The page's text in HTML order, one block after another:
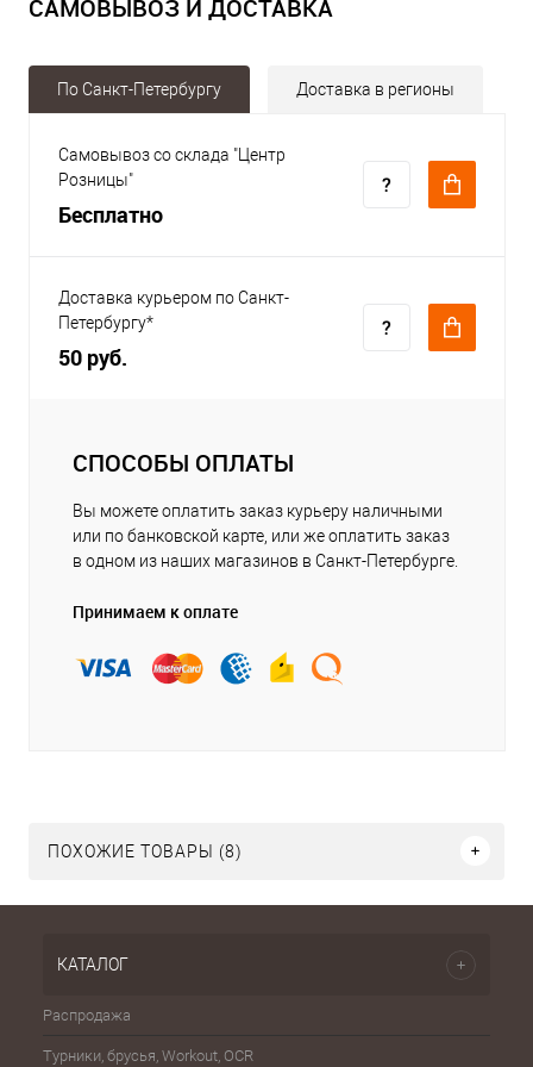
САМОВЫВОЗ И ДОСТАВКА
По Санкт-Петербургу Доставка в регионы
Самовывоз со склада "Центр
Розницы"
Бесплатно
Доставка курьером по Санкт-
Петербургу*
50 руб.
СПОСОБЫ ОПЛАТЫ
Вы можете оплатить заказ курьеру наличными
или по банковской карте, или же оплатить заказ
в одном из наших магазинов в Санкт-Петербурге.
Принимаем к оплате
ПОХОЖИЕ ТОВАРЫ (8)
КАТАЛОГ
Распродажа
Турники, брусья, Workout, OCR